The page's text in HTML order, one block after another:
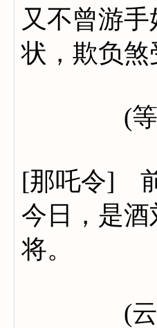
又不曾游
状，欺负
(等孛老
[那吒令]
今日，是
将。
(云)这